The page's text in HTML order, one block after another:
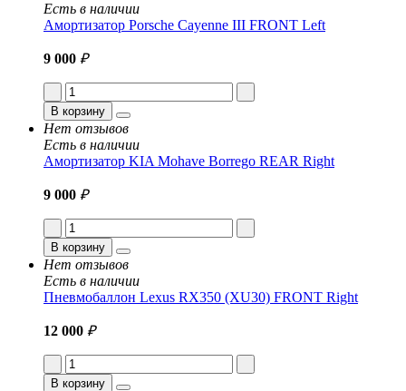
Есть в наличии
Амортизатор Porsche Cayenne III FRONT Left
9 000 ₽
В корзину
Нет отзывов
Есть в наличии
Амортизатор KIA Mohave Borrego REAR Right
9 000 ₽
В корзину
Нет отзывов
Есть в наличии
Пневмобаллон Lexus RX350 (XU30) FRONT Right
12 000 ₽
В корзину